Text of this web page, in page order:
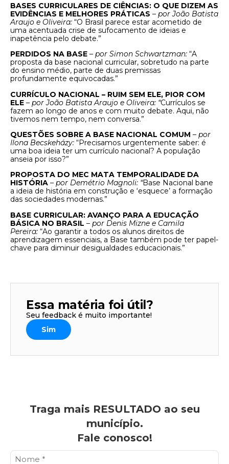
BASES CURRICULARES DE CIÊNCIAS: O QUE DIZEM AS
EVIDÊNCIAS E MELHORES PRÁTICAS – por João Batista
Araujo e Oliveira: “O Brasil parece estar acometido de
uma acentuada crise de sufocamento de ideias e
inapetência pelo debate.”
PERDIDOS NA BASE – por Simon Schwartzman: “A
proposta da base nacional curricular, sobretudo na parte
do ensino médio, parte de duas premissas
profundamente equivocadas.”
CURRÍCULO NACIONAL – RUIM SEM ELE, PIOR COM
ELE – por João Batista Araujo e Oliveira: “Currículos se
fazem ao longo de anos e com muito debate. Aqui, não
tivemos nem tempo, nem conversa.”
QUESTÕES SOBRE A BASE NACIONAL COMUM – por
Ilona Becskeházy: “Precisamos urgentemente saber: é
uma boa ideia ter um currículo nacional? A população
anseia por isso?”
PROPOSTA DO MEC MATA TEMPORALIDADE DA
HISTÓRIA – por Demétrio Magnoli: “Base Nacional bane
a ideia de história em construção e ‘esquece’ a formação
das sociedades modernas.”
BASE CURRICULAR: AVANÇO PARA A EDUCAÇÃO
BÁSICA NO BRASIL – por Denis Mizne e Camila
Pereira: “Ao garantir a todos os alunos direitos de
aprendizagem essenciais, a Base também pode ter papel-
chave para diminuir desigualdades educacionais.”
Essa matéria foi útil?
Seu feedback é muito importante!
Sim
Traga mais RESULTADO ao seu
município.
Fale conosco!